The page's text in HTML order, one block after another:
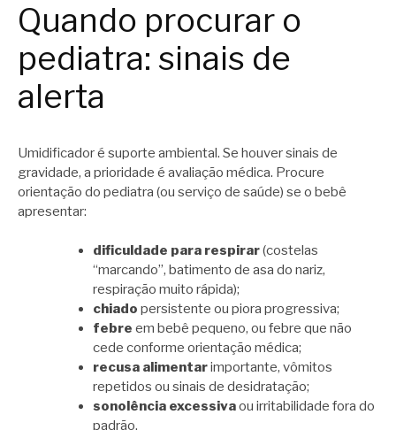
Quando procurar o
pediatra: sinais de
alerta
Umidificador é suporte ambiental. Se houver sinais de
gravidade, a prioridade é avaliação médica. Procure
orientação do pediatra (ou serviço de saúde) se o bebê
apresentar:
dificuldade para respirar(costelas
“marcando”, batimento de asa do nariz,
respiração muito rápida);
chiado persistente ou piora progressiva;
febre em bebê pequeno, ou febre que não
cede conforme orientação médica;
recusa alimentarimportante, vômitos
repetidos ou sinais de desidratação;
sonolência excessivaou irritabilidade fora do
padrão.